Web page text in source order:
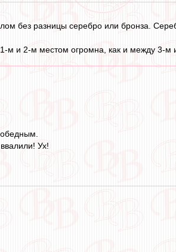
без разницы серебро или бронза.
м и 2-м местом огромна, как и между 3-
Ух!